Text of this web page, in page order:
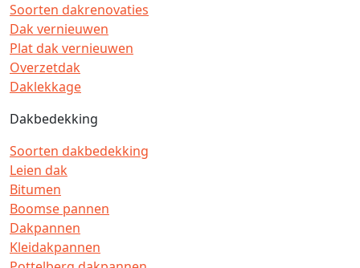
Soorten dakrenovaties
Dak vernieuwen
Plat dak vernieuwen
Overzetdak
Daklekkage
Dakbedekking
Soorten dakbedekking
Leien dak
Bitumen
Boomse pannen
Dakpannen
Kleidakpannen